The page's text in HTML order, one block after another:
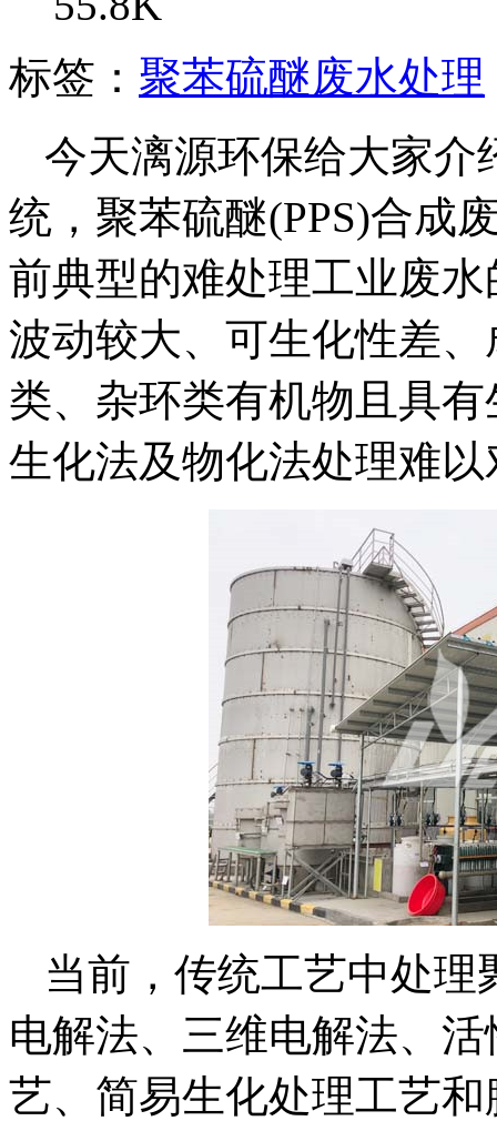
标签： 聚苯硫醚废水处理
今天漓源环保给大家介
统，聚苯硫醚(PPS)合成
前典型的难处理工业废
波动较大、可生化性差
类、杂环类有机物且具
生化法及物化法处理难
当前，传统工艺中处
电解法、三维电解法、
艺、简易生化处理工艺